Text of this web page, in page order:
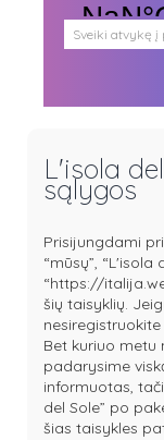
Sveiki atvykę į
persipina
L'isola
sąlygos
Prisijungdami
“mūsų”, “L'isola
“https://
šių taisyklių.
Bet kuriuo metu
padarysime
informuotas,
del Sole” po
šias taisykles